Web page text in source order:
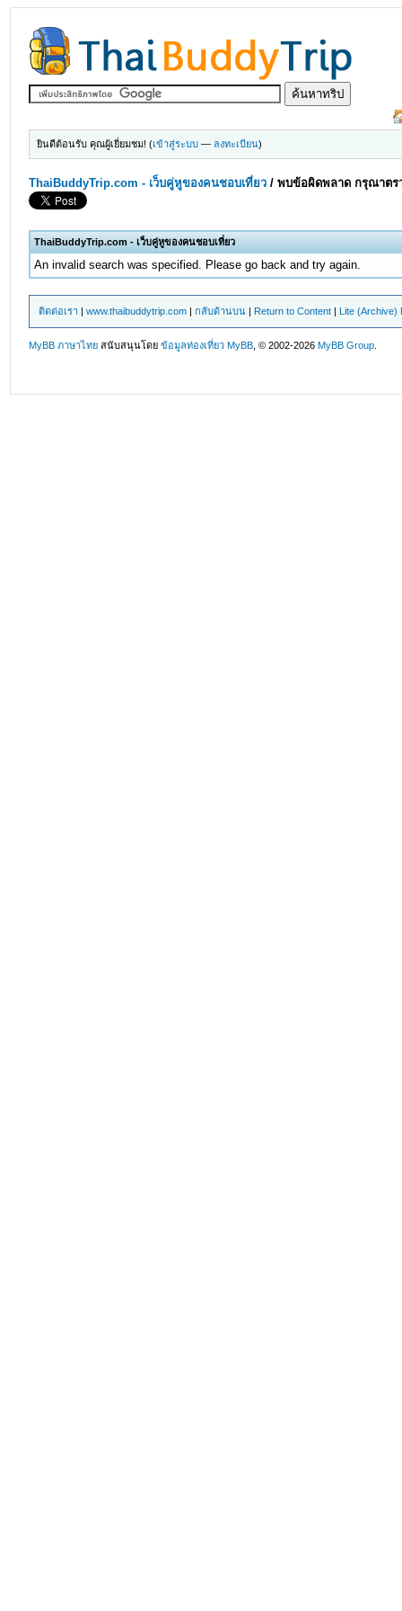
ยินดีต้อนรับ คุณผู้เยี่ยมชม! (เข้าสู่ระบบ — ลงทะเบียน)
ThaiBuddyTrip.com - เว็บคู่หูของคนชอบเที่ยว /พบข้อผิดพลาด กรุณาตร
ThaiBuddyTrip.com - เว็บคู่หูของคนชอบเที่ยว
An invalid search was specified. Please go back and try again.
ติดต่อเรา |www.thaibuddytrip.com |กลับด้านบน | Return to Content | Lite (Archive)
MyBB ภาษาไทย สนับสนุนโดยข้อมูลท่องเที่ยว MyBB , © 2002-2026MyBB Group